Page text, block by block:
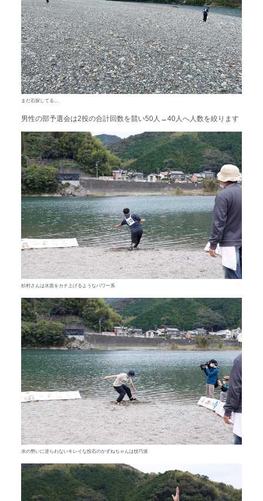
まだ石探してる…
男性の部予選会は2投の合計回数を競い50人→40人へ人数を絞ります
杉村さんは水面をカチ上げるようなパワー系
水の勢いに逆らわないキレイな投石のかずねちゃんは技巧派